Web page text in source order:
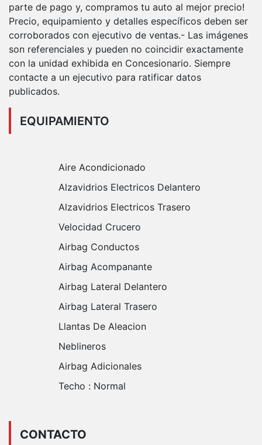
parte de pago y, compramos tu auto al mejor precio!
Precio, equipamiento y detalles específicos deben ser
corroborados con ejecutivo de ventas.- Las imágenes
son referenciales y pueden no coincidir exactamente
con la unidad exhibida en Concesionario. Siempre
contacte a un ejecutivo para ratificar datos
publicados.
EQUIPAMIENTO
Aire Acondicionado
Alzavidrios Electricos Delantero
Alzavidrios Electricos Trasero
Velocidad Crucero
Airbag Conductos
Airbag Acompanante
Airbag Lateral Delantero
Airbag Lateral Trasero
Llantas De Aleacion
Neblineros
Airbag Adicionales
Techo : Normal
CONTACTO